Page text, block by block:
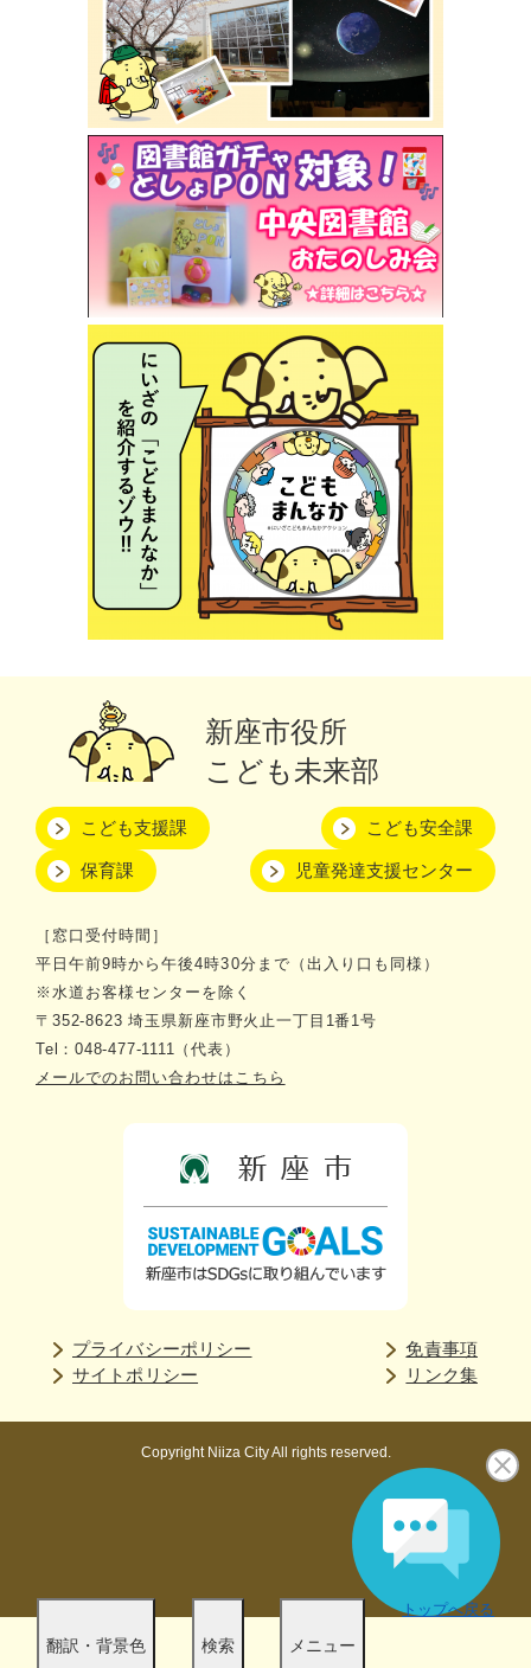
翻訳・背景色 検索 メニュー
トップへ戻る
新座市役所
こども未来部
こども支援課
保育課
こども安全課
児童発達支援センター
［窓口受付時間］
平日午前9時から午後4時30分まで（出入り口も同様）
※水道お客様センターを除く
〒352-8623 埼玉県新座市野火止一丁目1番1号
Tel：048-477-1111（代表）
メールでのお問い合わせはこちら
プライバシーポリシー
免責事項
サイトポリシー
リンク集
Copyright Niiza City All rights reserved.